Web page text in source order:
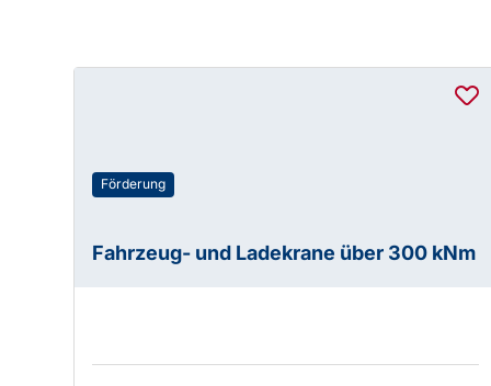
Förderung
Fahrzeug- und Ladekrane über 300 kNm